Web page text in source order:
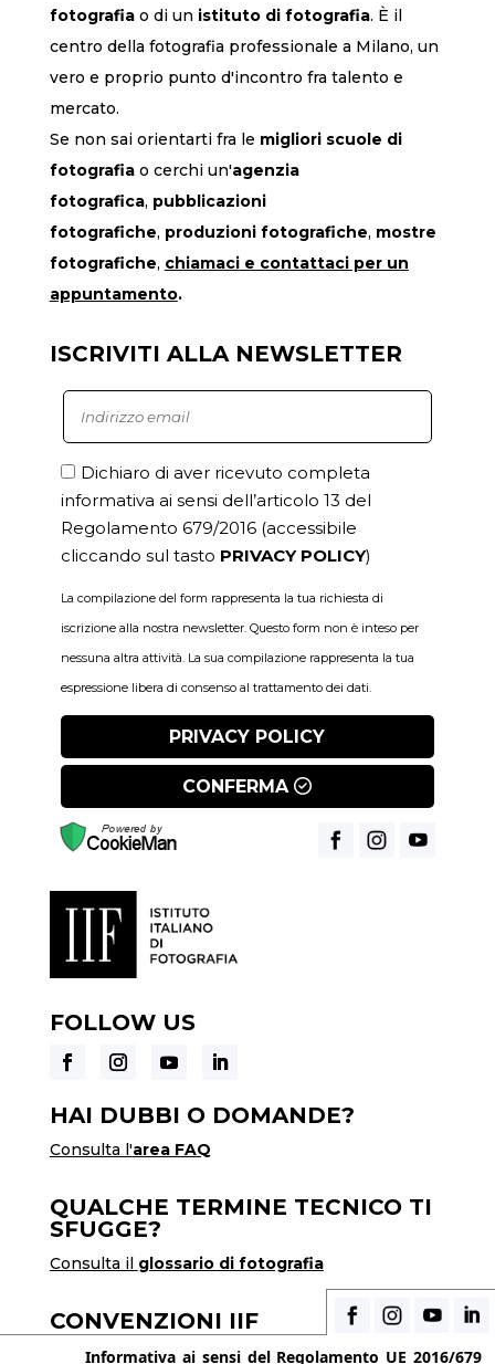
fotografiao di un istituto di fotografia. È il
centro della fotografia professionale a Milano, un
vero e proprio punto d'incontro fra talento e
mercato.
Se non sai orientarti fra le migliori scuole di
fotografiao cerchi un'agenzia
fotografica, pubblicazioni
fotografiche, produzioni fotografiche, mostre
fotografiche, chiamacie contattaci per un
appuntamento.
ISCRIVITI ALLA NEWSLETTER
Dichiaro di aver ricevuto completa
informativa ai sensi dell’articolo 13 del
Regolamento 679/2016 (accessibile
cliccando sul tasto PRIVACY POLICY)
La compilazione del form rappresenta la tua richiesta di
iscrizione alla nostra newsletter. Questo form non è inteso per
nessuna altra attività. La sua compilazione rappresenta la tua
espressione libera di consenso al trattamento dei dati.
PRIVACY POLICY
CONFERMA
FOLLOW US
HAI DUBBI O DOMANDE?
Consulta l'area FAQ
QUALCHE TERMINE TECNICO TI
SFUGGE?
Consulta il glossario di fotografia
CONVENZIONI IIF
Scopri i vantaggi di essere uno studente di IIF
Informativa ai sensi del Regolamento UE 2016/679